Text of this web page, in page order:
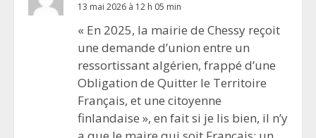
13 mai 2026 à 12 h 05 min
« En 2025, la mairie de Chessy reçoit
une demande d’union entre un
ressortissant algérien, frappé d’une
Obligation de Quitter le Territoire
Français, et une citoyenne
finlandaise », en fait si je lis bien, il n’y